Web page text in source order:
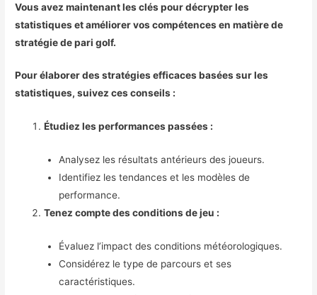
Vous avez maintenant les clés pour décrypter les
statistiques et améliorer vos compétences en matière de
stratégie de pari golf.
Pour élaborer des stratégies efficaces basées sur les
statistiques, suivez ces conseils :
Étudiez les performances passées :
Analysez les résultats antérieurs des joueurs.
Identifiez les tendances et les modèles de
performance.
Tenez compte des conditions de jeu :
Évaluez l’impact des conditions météorologiques.
Considérez le type de parcours et ses
caractéristiques.